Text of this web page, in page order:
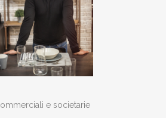
e societarie